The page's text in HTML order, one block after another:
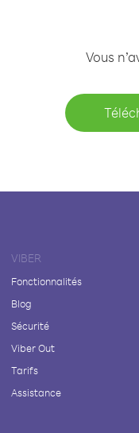
Vous
VIBER
Fonctionnalités
Blog
Sécurité
Viber Out
Tarifs
Assistance